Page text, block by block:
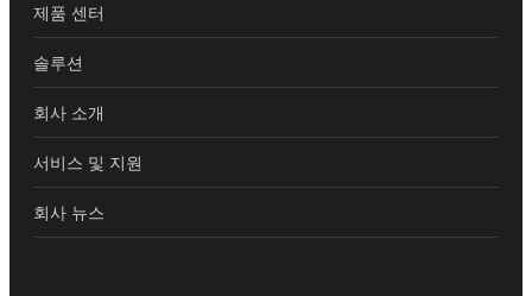
제품 센터
솔루션
회사 소개
서비스 및 지원
회사 뉴스